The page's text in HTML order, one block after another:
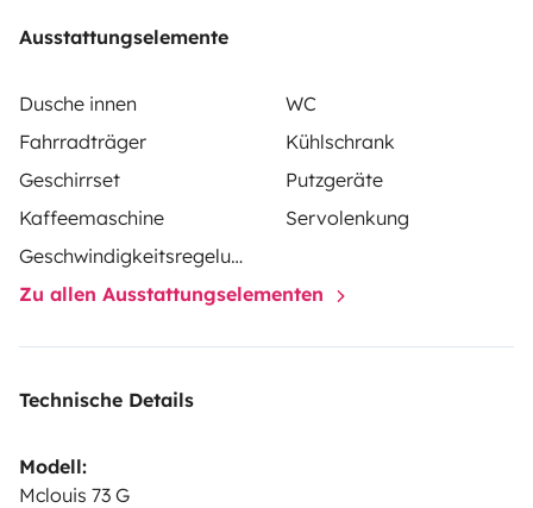
Ausstattungselemente
Dusche innen
WC
Fahrradträger
Kühlschrank
Geschirrset
Putzgeräte
Kaffeemaschine
Servolenkung
Geschwindigkeitsregelung
Zu allen Ausstattungselementen
Technische Details
Modell:
Mclouis 73 G